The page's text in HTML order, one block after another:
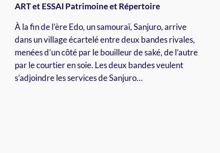
ART et ESSAI Patrimoine et Répertoire
À la fin de l’ère Edo, un samouraï, Sanjuro, arrive
dans un village écartelé entre deux bandes rivales,
menées d’un côté par le bouilleur de saké, de l’autre
par le courtier en soie. Les deux bandes veulent
s’adjoindre les services de Sanjuro…